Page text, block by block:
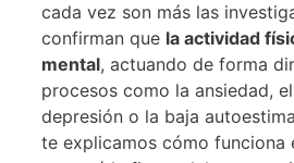
cada vez son más las
confirman que la actividad
mental, actuando de forma
procesos como la ansiedad,
depresión o la baja
te explicamos cómo funciona